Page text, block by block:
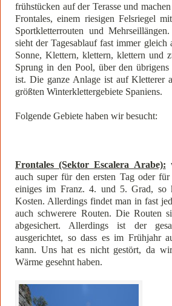
frühstücken auf der Terasse und
Frontales, einem riesigen Felsriegel
Sportkletterrouten und
sieht der Tagesablauf fast immer gleich
Sonne, Klettern, klettern, klettern und
Sprung in den Pool, über den übrigens
ist. Die ganze Anlage ist auf Kletterer
größten Winterklettergebiete Spaniens.
Folgende Gebiete haben wir besucht:
Frontales (Sektor Escalera Arabe):
auch super für den ersten Tag oder
einiges im Franz. 4. und 5. Grad, so
Kosten. Allerdings findet man in fast
auch schwerere Routen. Die Routen
abgesichert. Allerdings ist der
ausgerichtet, so dass es im Frühjahr
kann. Uns hat es nicht gestört, da
Wärme gesehnt haben.